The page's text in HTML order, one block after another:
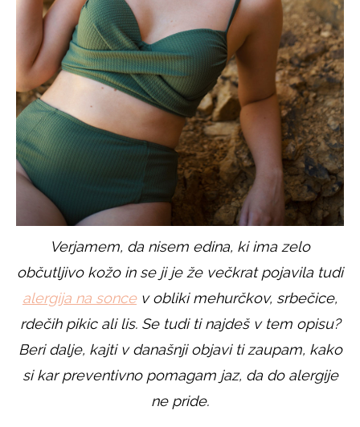
Verjamem, da nisem edina, ki ima zelo
občutljivo kožo in se ji je že večkrat pojavila tudi
alergija na soncev obliki mehurčkov, srbečice,
rdečih pikic ali lis. Se tudi ti najdeš v tem opisu?
Beri dalje, kajti v današnji objavi ti zaupam, kako
si kar preventivno pomagam jaz, da do alergije
ne pride.